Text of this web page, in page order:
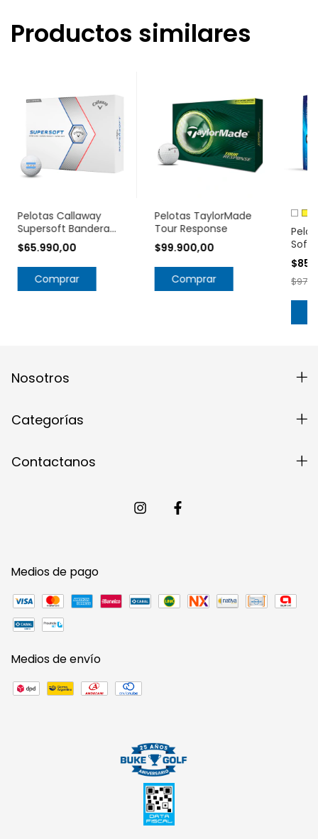
Productos similares
Pelotas Callaway
Supersoft Bandera
Argentina
$65.990,00
Comprar
Pelotas TaylorMade
Tour Response
$99.900,00
Comprar
Soft
Nosotros
Categorías
Contactanos
Medios de pago
Medios de envío